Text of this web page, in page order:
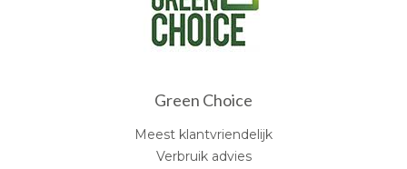
Green Choice
Meest klantvriendelijk
Verbruik advies